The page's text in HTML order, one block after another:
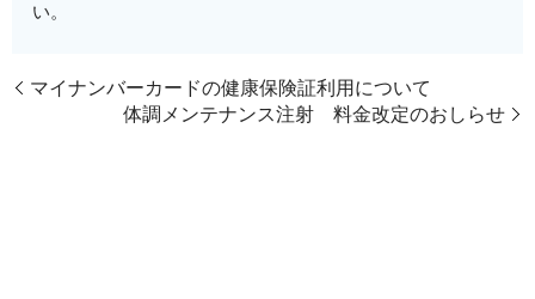
い。
マイナンバーカードの健康保険証利用について
体調メンテナンス注射 料金改定のおしらせ